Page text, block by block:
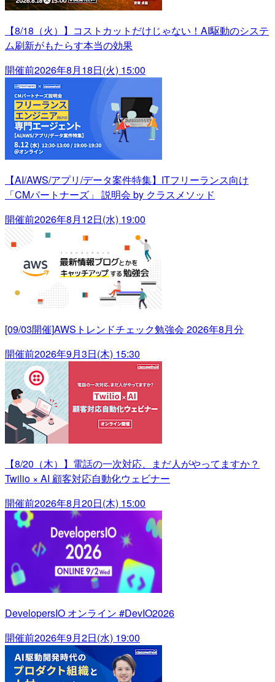
【8/18（火）】コストカットだけじゃない！AI駆動のシステ
ム刷新がもたらす本当の効果
開催前2026年8月18日(火) 15:00
【AI/AWS/アプリ/データ案件特集】ITフリーランス向け
「CMパートナーズ」 説明会 by クラスメソッド
開催前2026年8月12日(水) 19:00
[09/03開催]AWSトレンドチェック勉強会 2026年8月分
開催前2026年9月3日(木) 15:30
【8/20（木）】電話の一次対応、まだ人がやってますか？
Twilio × AI 顧客対応自動化ウェビナー
開催前2026年8月20日(木) 15:00
DevelopersIO オンライン #DevIO2026
開催前2026年9月2日(水) 19:00